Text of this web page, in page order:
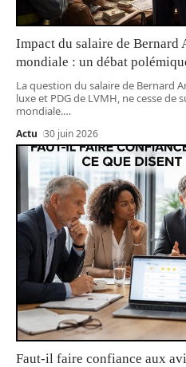
Impact du salaire de Bernard
mondiale : un débat
La question du salaire de Bernard
luxe et PDG de LVMH, ne cesse de
mondiale.…
Actu 30 juin 2026
Faut-il faire confiance aux